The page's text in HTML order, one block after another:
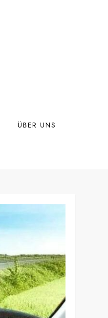
ÜBER UNS